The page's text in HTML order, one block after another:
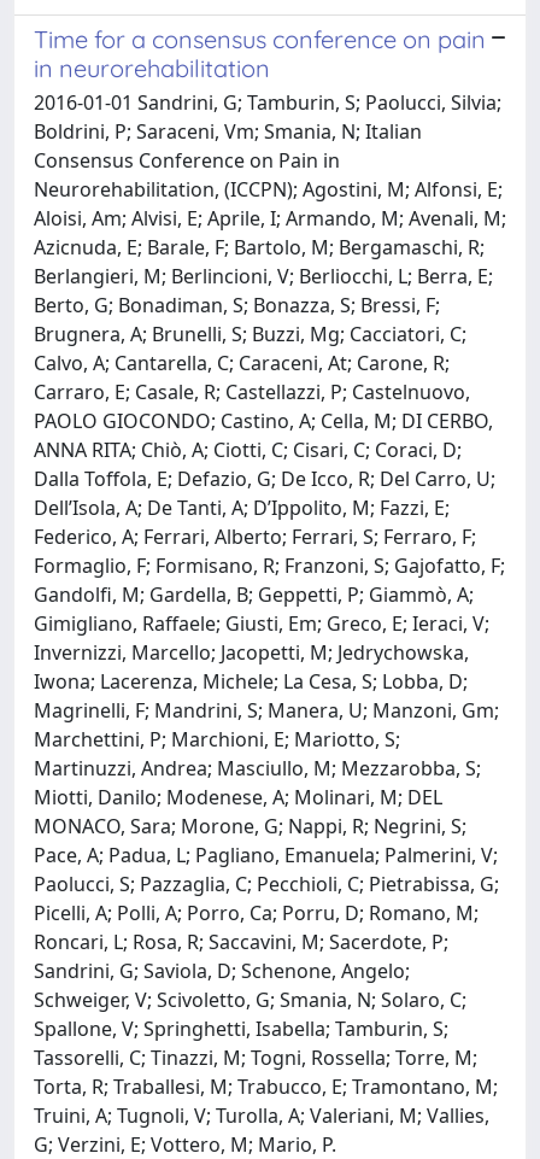
Time for a consensus conference on pain
in neurorehabilitation
2016-01-01 Sandrini, G; Tamburin, S; Paolucci, Silvia;
Boldrini, P; Saraceni, Vm; Smania, N; Italian
Consensus Conference on Pain in
Neurorehabilitation, (ICCPN); Agostini, M; Alfonsi, E;
Aloisi, Am; Alvisi, E; Aprile, I; Armando, M; Avenali, M;
Azicnuda, E; Barale, F; Bartolo, M; Bergamaschi, R;
Berlangieri, M; Berlincioni, V; Berliocchi, L; Berra, E;
Berto, G; Bonadiman, S; Bonazza, S; Bressi, F;
Brugnera, A; Brunelli, S; Buzzi, Mg; Cacciatori, C;
Calvo, A; Cantarella, C; Caraceni, At; Carone, R;
Carraro, E; Casale, R; Castellazzi, P; Castelnuovo,
PAOLO GIOCONDO; Castino, A; Cella, M; DI CERBO,
ANNA RITA; Chiò, A; Ciotti, C; Cisari, C; Coraci, D;
Dalla Toffola, E; Defazio, G; De Icco, R; Del Carro, U;
Dell’Isola, A; De Tanti, A; D’Ippolito, M; Fazzi, E;
Federico, A; Ferrari, Alberto; Ferrari, S; Ferraro, F;
Formaglio, F; Formisano, R; Franzoni, S; Gajofatto, F;
Gandolfi, M; Gardella, B; Geppetti, P; Giammò, A;
Gimigliano, Raffaele; Giusti, Em; Greco, E; Ieraci, V;
Invernizzi, Marcello; Jacopetti, M; Jedrychowska,
Iwona; Lacerenza, Michele; La Cesa, S; Lobba, D;
Magrinelli, F; Mandrini, S; Manera, U; Manzoni, Gm;
Marchettini, P; Marchioni, E; Mariotto, S;
Martinuzzi, Andrea; Masciullo, M; Mezzarobba, S;
Miotti, Danilo; Modenese, A; Molinari, M; DEL
MONACO, Sara; Morone, G; Nappi, R; Negrini, S;
Pace, A; Padua, L; Pagliano, Emanuela; Palmerini, V;
Paolucci, S; Pazzaglia, C; Pecchioli, C; Pietrabissa, G;
Picelli, A; Polli, A; Porro, Ca; Porru, D; Romano, M;
Roncari, L; Rosa, R; Saccavini, M; Sacerdote, P;
Sandrini, G; Saviola, D; Schenone, Angelo;
Schweiger, V; Scivoletto, G; Smania, N; Solaro, C;
Spallone, V; Springhetti, Isabella; Tamburin, S;
Tassorelli, C; Tinazzi, M; Togni, Rossella; Torre, M;
Torta, R; Traballesi, M; Trabucco, E; Tramontano, M;
Truini, A; Tugnoli, V; Turolla, A; Valeriani, M; Vallies,
G; Verzini, E; Vottero, M; Mario, P.